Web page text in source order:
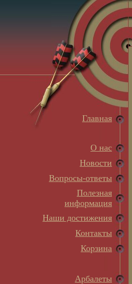
Главная
О нас
Новости
Вопросы-ответы
Полезная
информация
Наши достижения
Контакты
Корзина
Арбалеты